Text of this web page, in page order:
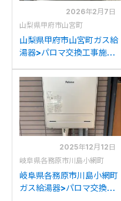
2026年2月7日
山梨県甲府市山宮町
山梨県甲府市山宮町ガス給
湯器>パロマ交換工事施工
2401SAWからパロマFH-
2023SAWへの交換
2025年12月12日
岐阜県各務原市川島小網町
岐阜県各務原市川島小網町
ガス給湯器>パロマ交換工